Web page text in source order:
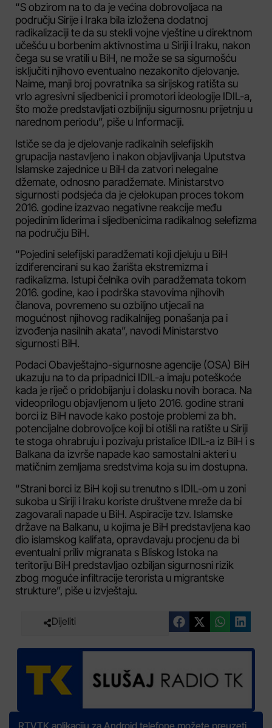
“S obzirom na to da je većina dobrovoljaca na
području Sirije i Iraka bila izložena dodatnoj
radikalizaciji te da su stekli vojne vještine u direktnom
učešću u borbenim aktivnostima u Siriji i Iraku, nakon
čega su se vratili u BiH, ne može se sa sigurnošću
isključiti njihovo eventualno nezakonito djelovanje.
Naime, manji broj povratnika sa sirijskog ratišta su
vrlo agresivni sljedbenici i promotori ideologije IDIL-a,
što može predstavljati ozbiljniju sigurnosnu prijetnju u
narednom periodu”, piše u Informaciji.
Ističe se da je djelovanje radikalnih selefijskih
grupacija nastavljeno i nakon objavljivanja Uputstva
Islamske zajednice u BiH da zatvori nelegalne
džemate, odnosno paradžemate. Ministarstvo
sigurnosti podsjeća da je cjelokupan proces tokom
2016. godine izazvao negativne reakcije među
pojedinim liderima i sljedbenicima radikalnog selefizma
na području BiH.
“Pojedini selefijski paradžemati koji djeluju u BiH
izdiferencirani su kao žarišta ekstremizma i
radikalizma. Istupi čelnika ovih paradžemata tokom
2016. godine, kao i podrška stavovima njihovih
članova, povremeno su ozbiljno utjecali na
mogućnost njihovog radikalnijeg ponašanja pa i
izvođenja nasilnih akata”, navodi Ministarstvo
sigurnosti BiH.
Podaci Obavještajno-sigurnosne agencije (OSA) BiH
ukazuju na to da pripadnici IDIL-a imaju poteškoće
kada je riječ o pridobijanju i dolasku novih boraca. Na
videoprilogu objavljenom u ljeto 2016. godine strani
borci iz BiH navode kako postoje problemi za bh.
potencijalne dobrovoljce koji bi otišli na ratište u Siriji
te stoga ohrabruju i pozivaju pristalice IDIL-a iz BiH i s
Balkana da izvrše napade kao samostalni akteri u
matičnim zemljama sredstvima koja su im dostupna.
“Strani borci iz BiH koji su trenutno s IDIL-om u zoni
sukoba u Siriji i Iraku koriste društvene mreže da bi
zagovarali napade u BiH. Aspiracije tzv. Islamske
države na Balkanu, u kojima je BiH predstavljena kao
dio islamskog kalifata, opravdavaju procjenu da bi
eventualni priliv migranata s Bliskog Istoka na
teritoriju BiH predstavljao ozbiljan sigurnosni rizik
zbog moguće infiltracije terorista u migrantske
strukture”, piše u izvještaju.
Dijeliti
RTVTK aplikaciju za Android telefone možete preuzeti